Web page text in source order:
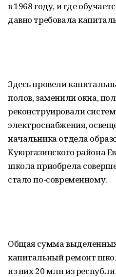
в 1968 году, и где
давно требовала
Здесь провели
полов, заменили окна,
реконструировали
электроснабжения,
начальника отдела
Куюргазинского района
школа приобрела
стало по-современному.
Общая сумма
капитальный ремонт
из них 20 млн из